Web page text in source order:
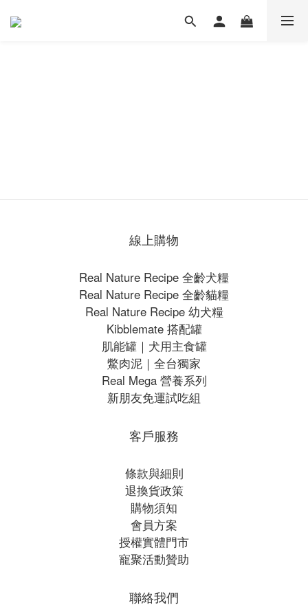
線上購物
Real Nature Recipe 全齡犬糧
Real Nature Recipe 全齡貓糧
Real Nature Recipe 幼犬糧
Kibblemate 搭配罐
肌能罐｜犬用主食罐
鱉肉泥｜全台獨家
Real Mega 營養系列
新朋友免運試吃組
客戶服務
條款與細則
退換貨政策
購物須知
會員方案
授權實體門市
寵聚活動贊助
聯絡我們